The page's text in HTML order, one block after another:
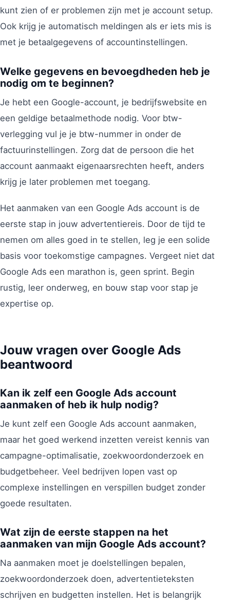
kunt zien of er problemen zijn met je account setup.
Ook krijg je automatisch meldingen als er iets mis is
met je betaalgegevens of accountinstellingen.
Welke gegevens en bevoegdheden heb je
nodig om te beginnen?
Je hebt een Google-account, je bedrijfswebsite en
een geldige betaalmethode nodig. Voor btw-
verlegging vul je je btw-nummer in onder de
factuurinstellingen. Zorg dat de persoon die het
account aanmaakt eigenaarsrechten heeft, anders
krijg je later problemen met toegang.
Het aanmaken van een Google Ads account is de
eerste stap in jouw advertentiereis. Door de tijd te
nemen om alles goed in te stellen, leg je een solide
basis voor toekomstige campagnes. Vergeet niet dat
Google Ads een marathon is, geen sprint. Begin
rustig, leer onderweg, en bouw stap voor stap je
expertise op.
Jouw vragen over Google Ads
beantwoord
Kan ik zelf een Google Ads account
aanmaken of heb ik hulp nodig?
Je kunt zelf een Google Ads account aanmaken,
maar het goed werkend inzetten vereist kennis van
campagne-optimalisatie, zoekwoordonderzoek en
budgetbeheer. Veel bedrijven lopen vast op
complexe instellingen en verspillen budget zonder
goede resultaten.
Wat zijn de eerste stappen na het
aanmaken van mijn Google Ads account?
Na aanmaken moet je doelstellingen bepalen,
zoekwoordonderzoek doen, advertentieteksten
schrijven en budgetten instellen. Het is belangrijk